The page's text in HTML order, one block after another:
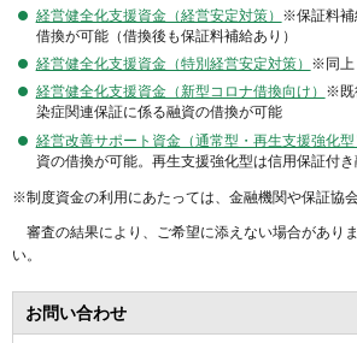
経営健全化支援資金（経営安定対策） ※保証料補
借換が可能（借換後も保証料補給あり）
経営健全化支援資金（特別経営安定対策） ※同上
経営健全化支援資金（新型コロナ借換向け） ※既
染症関連保証に係る融資の借換が可能
経営改善サポート資金（通常型・再生支援強化型
資の借換が可能。再生支援強化型は信用保証付
※制度資金の利用にあたっては、金融機関や保証協
審査の結果により、ご希望に添えない場合があり
い。
お問い合わせ